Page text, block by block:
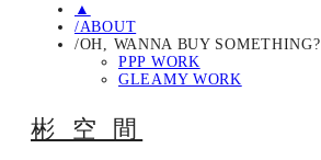
▲
/ABOUT
/OH, WANNA BUY SOMETHING?
PPP WORK
GLEAMY WORK
彬 空 間